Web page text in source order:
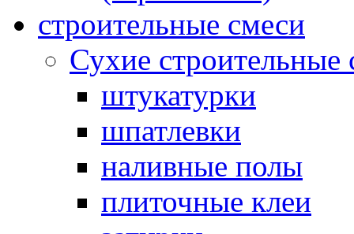
строительные смеси
Сухие строительные
штукатурки
шпатлевки
наливные полы
плиточные клеи